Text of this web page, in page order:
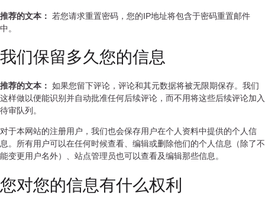
推荐的文本： 若您请求重置密码，您的IP地址将包含于密码重置邮件
中。
我们保留多久您的信息
推荐的文本： 如果您留下评论，评论和其元数据将被无限期保存。我们
这样做以便能识别并自动批准任何后续评论，而不用将这些后续评论加入
待审队列。
对于本网站的注册用户，我们也会保存用户在个人资料中提供的个人信
息。所有用户可以在任何时候查看、编辑或删除他们的个人信息（除了不
能变更用户名外）、站点管理员也可以查看及编辑那些信息。
您对您的信息有什么权利